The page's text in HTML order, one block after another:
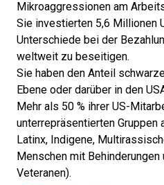
Mikroaggressionen am
Sie investierten 5,6 Millionen
Unterschiede bei der
weltweit zu beseitigen.
Sie haben den Anteil
Ebene oder darüber in den
Mehr als 50 % ihrer US-
unterrepräsentierten Gruppen
Latinx, Indigene,
Menschen mit Behinderungen
Veteranen).